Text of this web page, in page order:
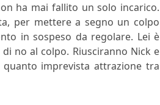
ha mai fallito un solo incarico.
per mettere a segno un colpo
in sospeso da regolare. Lei è
no al colpo. Riusciranno Nick e
imprevista attrazione tra